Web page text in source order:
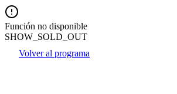
Función no disponible
SHOW_SOLD_OUT
Volver al programa